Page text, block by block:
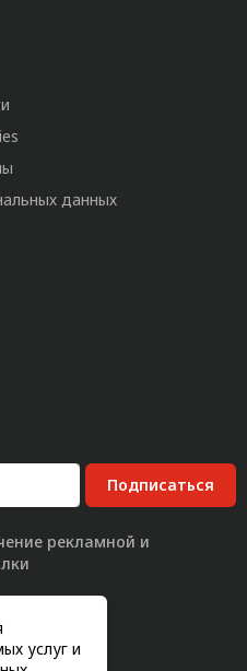
услуг и
данных
Подписаться
рекламной и